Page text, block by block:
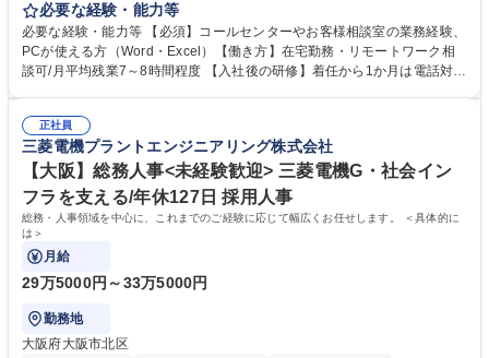
お客様のお声をより良い商品づくりに活かしていく上で、窓口となるお客
様相談室でのお仕事です。 日々お客様からいただくキリングループへのご
意見を、企業活動に活かしています。お客様からの声に迅速かつ誠意をも
って対応、情報提供するとともにグループ内活動に反映しています。 【具
平均100件前後■メール・手紙：同上40件前後 募集職種 中野本社【お客様
相談室】お客様のお声をもとにより良い商品づくりへ貢献
必要な経験・能力等
必要な経験・能力等 【必須】コールセンターやお客様相談室の業務経験、
PCが使える方（Word・Excel）【働き方】在宅勤務・リモートワーク相
談可/月平均残業7～8時間程度 【入社後の研修】着任から1か月は電話対応
すのでご安心ください。 【当社について】キリングループの広報機能を担
う会社として、お客様との出会いを大切にし、磨き上げたホスピタリティ
を込めてコミュニケーションをとりながら広報関連業務を行っておりま
す。 学歴・資格 学歴：大学院 大学 高専 短大 専修学校 高校 語学力： 資
格：
正社員
三菱電機プラントエンジニアリング株式会社
【大阪】総務人事<未経験歓迎> 三菱電機G・社会イン
フラを支える/年休127日 採用人事
総務・人事領域を中心に、これまでのご経験に応じて幅広くお任せします。 ＜具体的に
は＞
月給
29万5000円～33万5000円
勤務地
大阪府大阪市北区